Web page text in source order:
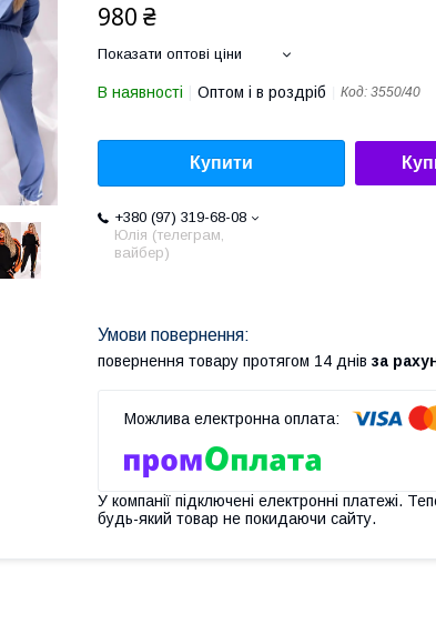
980 ₴
Показати оптові ціни
В наявності Оптом і в роздріб Код: 3550/40
Купити
+380 (97) 319-68-08
Юлія (телеграм,
вайбер)
повернення товару протягом 14 днів за
У компанії підключені електронні платежі.
будь-який товар не покидаючи сайту.